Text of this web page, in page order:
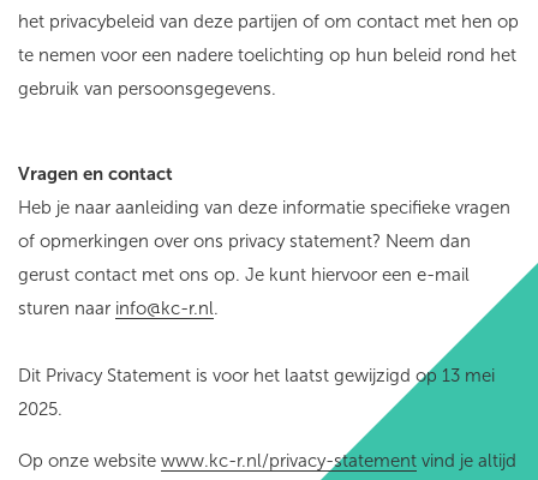
het privacybeleid van deze partijen of om contact met hen op
te nemen voor een nadere toelichting op hun beleid rond het
gebruik van persoonsgegevens.
Vragen en contact
Heb je naar aanleiding van deze informatie specifieke vragen
of opmerkingen over ons privacy statement? Neem dan
gerust contact met ons op. Je kunt hiervoor een e-mail
sturen naar info@kc-r.nl.
Dit Privacy Statement is voor het laatst gewijzigd op 13 mei
2025.
Op onze website www.kc-r.nl/privacy-statement vind je altijd